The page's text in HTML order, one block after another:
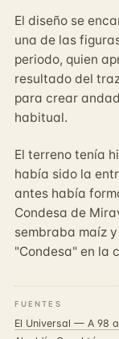
El diseño se
una de las
periodo, quien
resultado del
para crear
habitual.
El terreno tenía
había sido la
antes había
Condesa de
sembraba maíz
"Condesa" en la
FUENTES
El Universal — A 98